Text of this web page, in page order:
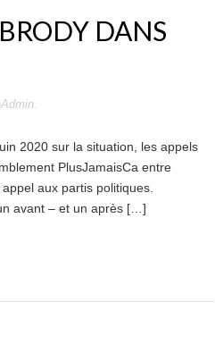
DANS
.
2020 sur la situation, les appels
PlusJamaisCa entre
aux partis politiques.
avant – et un après […]